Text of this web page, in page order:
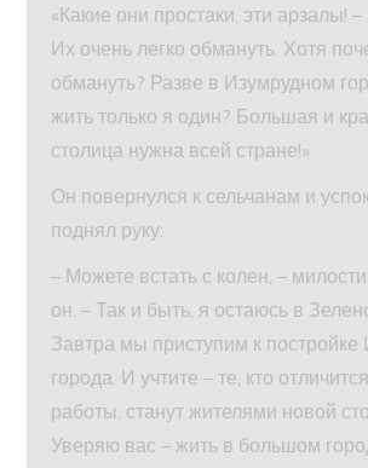
«Какие они простаки, эти арзалы!
Их очень легко обмануть. Хотя
обмануть? Разве в Изумрудном
жить только я один? Большая и
столица нужна всей стране!»
Он повернулся к сельчанам и
поднял руку:
– Можете встать с колен, –
он. – Так и быть, я остаюсь в
Завтра мы приступим к постройке
города. И учтите – те, кто
работы, станут жителями новой
Уверяю вас – жить в большом